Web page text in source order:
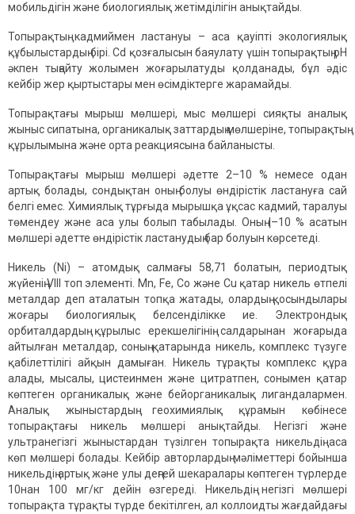
мобильдігін және биологиялық жетімділігін анықтайды.
Топырақтың кадмиймен ластануы – аса қауіпті экологиялық
құбылыстардың бірі. Cd қозғалысын баяулату үшін топырақтың рН
әкпен тыңайту жолымен жоғарылатуды қолданады, бұл әдіс
кейбір жер қыртыстары мен өсімдіктерге жарамайды.
Топырақтағы мырыш мөлшері, мыс мөлшері сияқты аналық
жыныс сипатына, органикалық заттардың мөлшеріне, топырақтың
құрылымына және орта реакциясына байланысты.
Топырақтағы мырыш мөлшері әдетте 2–10 % немесе одан
артық болады, сондықтан оның болуы өндірістік ластануға сай
белгі емес. Химиялық тұрғыда мырышқа ұқсас кадмий, таралуы
төмендеу және аса улы болып табылады. Оның l–10 % асатын
мөлшері әдетте өндірістік ластанудың бар болуын көрсетеді.
Никель (Ni) – атомдық салмағы 58,71 болатын, периодтық
жүйенің VIII топ элементі. Mn, Fe, Co және Cu қатар никель өтпелі
металдар деп аталатын топқа жатады, олардың қосындылары
жоғары биологиялық белсенділікке ие. Электрондық
орбиталдардың құрылыс ерекшелігінің салдарынан жоғарыда
айтылған металдар, соның қатарында никель, комплекс түзуге
қабілеттілігі айқын дамыған. Никель тұрақты комплекс құра
алады, мысалы, цистеинмен және цитратпен, сонымен қатар
көптеген органикалық және бейорганикалық лигандалармен.
Аналық жыныстардың геохимиялық құрамын көбінесе
топырақтағы никель мөлшері анықтайды. Негізгі және
ультранегізгі жыныстардан түзілген топырақта никельдің аса
көп мөлшері болады. Кейбір авторлардың мәліметтері бойынша
никельдің артық және улы деңгей шекаралары көптеген түрлерде
10нан 100 мг/кг дейін өзгереді. Никельдің негізгі мөлшері
топырақта тұрақты түрде бекітілген, ал коллоидты жағдайдағы